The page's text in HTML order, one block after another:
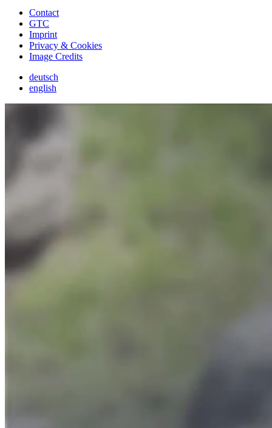
Contact
GTC
Imprint
Privacy & Cookies
Image Credits
deutsch
english